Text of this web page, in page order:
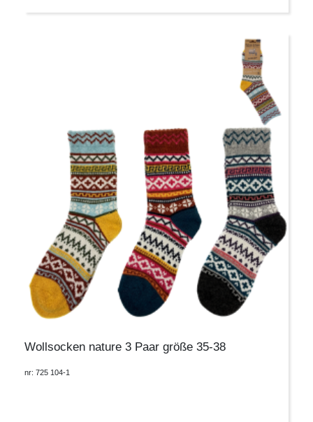
Wollsocken nature 3 Paar größe 35-38
nr: 725 104-1